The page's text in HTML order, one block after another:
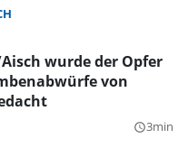
wurde der Opfer
von
query_builder3min